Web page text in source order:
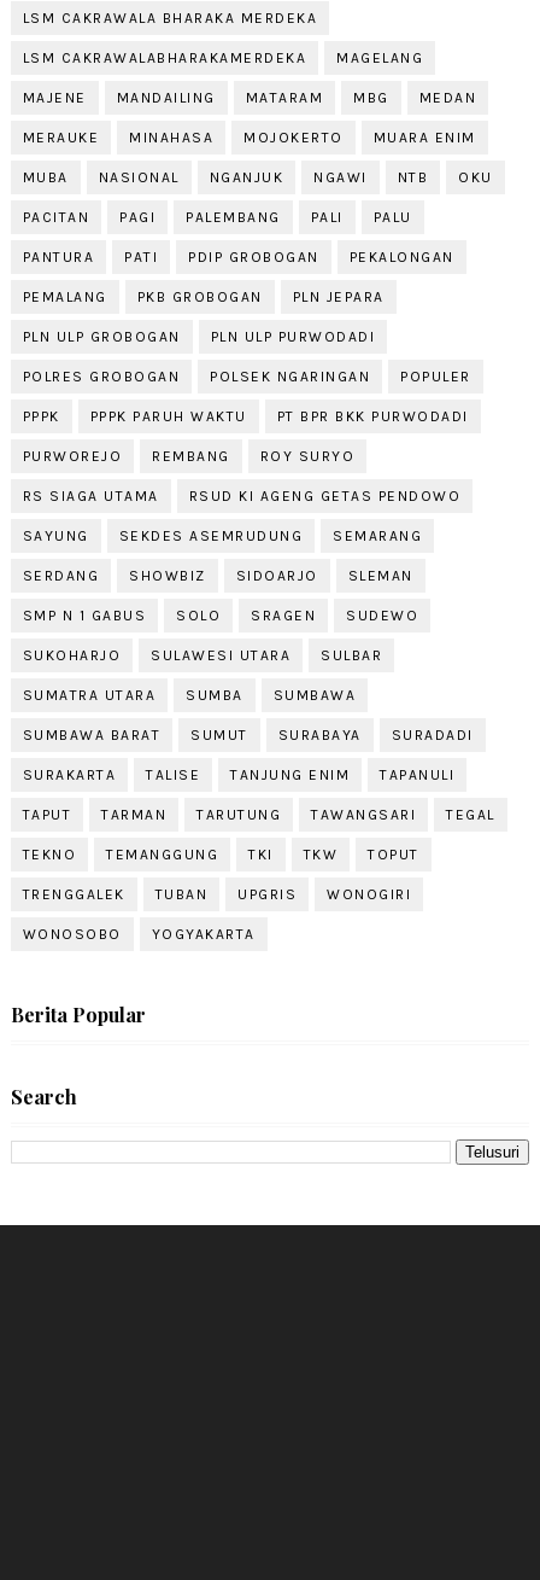
LSM CAKRAWALA BHARAKA MERDEKA
LSM CAKRAWALABHARAKAMERDEKA MAGELANG
MAJENE MANDAILING MATARAM MBG MEDAN
MERAUKE MINAHASA MOJOKERTO MUARA ENIM
MUBA NASIONAL NGANJUK NGAWI NTB OKU
PACITAN PAGI PALEMBANG PALI PALU
PANTURA PATI PDIP GROBOGAN PEKALONGAN
PEMALANG PKB GROBOGAN PLN JEPARA
PLN ULP GROBOGAN PLN ULP PURWODADI
POLRES GROBOGAN POLSEK NGARINGAN POPULER
PPPK PPPK PARUH WAKTU PT BPR BKK PURWODADI
PURWOREJO REMBANG ROY SURYO
RS SIAGA UTAMA RSUD KI AGENG GETAS PENDOWO
SAYUNG SEKDES ASEMRUDUNG SEMARANG
SERDANG SHOWBIZ SIDOARJO SLEMAN
SMP N 1 GABUS SOLO SRAGEN SUDEWO
SUKOHARJO SULAWESI UTARA SULBAR
SUMATRA UTARA SUMBA SUMBAWA
SUMBAWA BARAT SUMUT SURABAYA SURADADI
SURAKARTA TALISE TANJUNG ENIM TAPANULI
TAPUT TARMAN TARUTUNG TAWANGSARI TEGAL
TEKNO TEMANGGUNG TKI TKW TOPUT
TRENGGALEK TUBAN UPGRIS WONOGIRI
WONOSOBO YOGYAKARTA
Berita Popular
Search